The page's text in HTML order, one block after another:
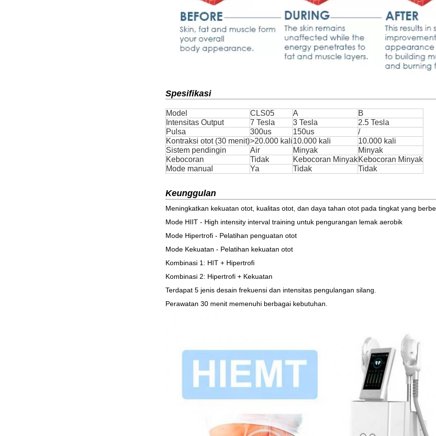
Spesifikasi
Model CLS05 A
B
Intensitas Output
7 Tesla 3 Tesla
2.5 Tesla
Pulsa
300us 150us
/
Kontraksi otot (30 menit)>20.000 kali10.000 kali
10.000 kali
Sistem pendingin
Air Minyak
Minyak
Kebocoran
Tidak Kebocoran MinyakKebocoran Minyak
Mode manual
Ya Tidak Tidak
Keunggulan
Meningkatkan kekuatan otot, kualitas otot, dan daya tahan otot pada tingkat yang
Mode HIIT - High intensity interval training untuk pengurangan lemak aerobik
Mode Hipertrofi - Pelatihan penguatan otot
Mode Kekuatan - Pelatihan kekuatan otot
Kombinasi 1: HIT + Hipertrofi
Kombinasi 2: Hipertrofi + Kekuatan
Terdapat 5 jenis desain frekuensi dan intensitas pengulangan silang.
Perawatan 30 menit memenuhi berbagai kebutuhan.